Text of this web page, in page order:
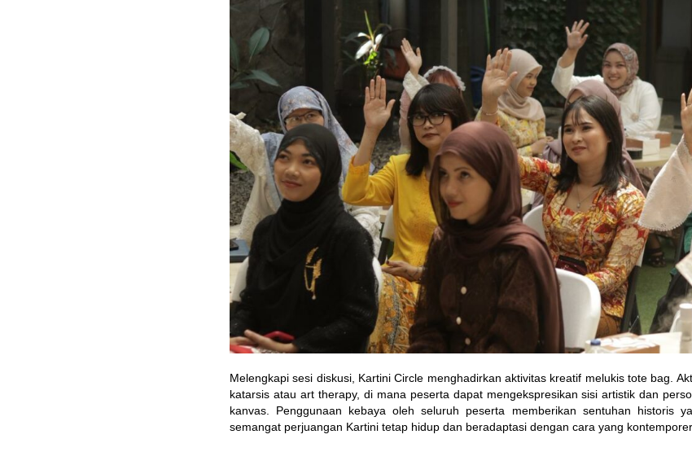
Melengkapi sesi diskusi, Kartini Circle menghadirkan aktivitas kreatif melukis tote bag.
katarsis atau art therapy, di mana peserta dapat mengekspresikan sisi artistik dan
kanvas. Penggunaan kebaya oleh seluruh peserta memberikan sentuhan historis
semangat perjuangan Kartini tetap hidup dan beradaptasi dengan cara yang kontemporer.